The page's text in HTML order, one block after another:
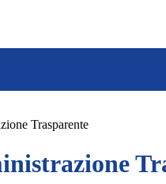
Trasparente